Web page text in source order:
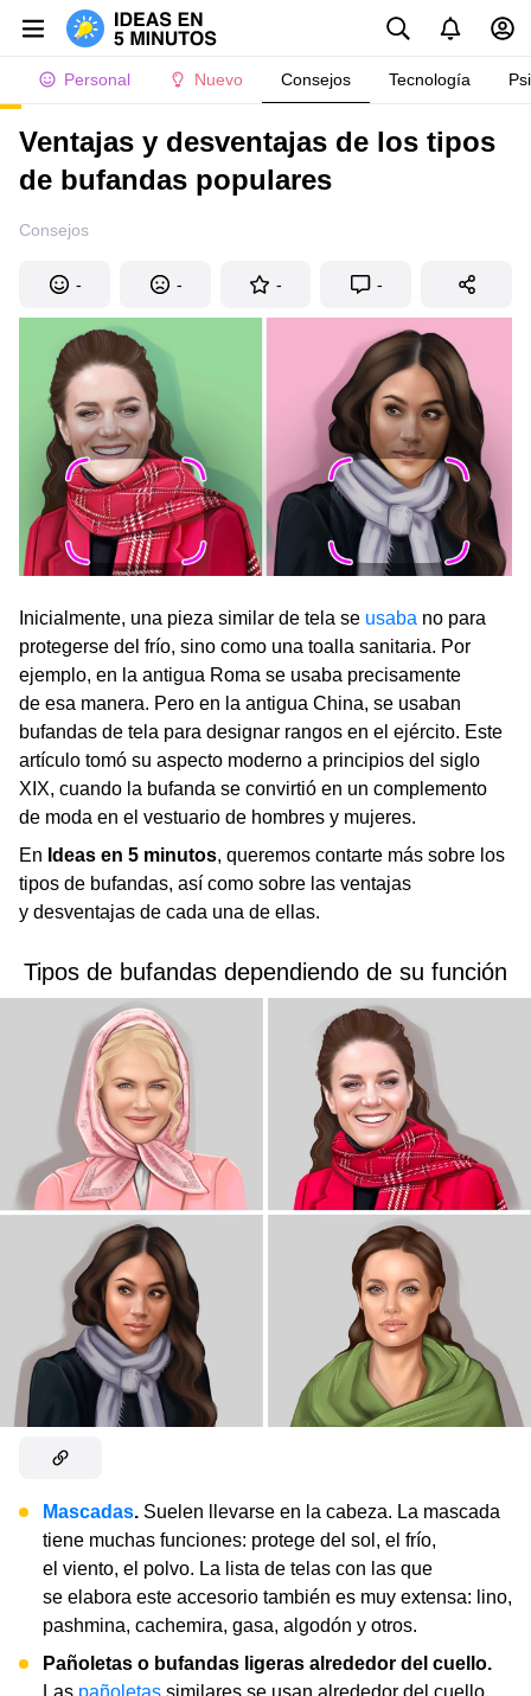
Personal Nuevo Consejos Tecnología
Ventajas y desventajas de los tipos
de bufandas populares
Consejos
- - - -
Inicialmente, una pieza similar de tela se usaba no para
protegerse del frío, sino como una toalla sanitaria. Por
ejemplo, en la antigua Roma se usaba precisamente
de esa manera. Pero en la antigua China, se usaban
bufandas de tela para designar rangos en el ejército. Este
artículo tomó su aspecto moderno a principios del siglo
XIX, cuando la bufanda se convirtió en un complemento
de moda en el vestuario de hombres y mujeres.
En Ideas en 5 minutos, queremos contarte más sobre los
tipos de bufandas, así como sobre las ventajas
y desventajas de cada una de ellas.
Tipos de bufandas dependiendo de su función
Mascadas. Suelen llevarse en la cabeza. La mascada
tiene muchas funciones: protege del sol, el frío,
el viento, el polvo. La lista de telas con las que
se elabora este accesorio también es muy extensa: lino,
pashmina, cachemira, gasa, algodón y otros.
Pañoletas o bufandas ligeras alrededor del cuello.
Las pañoletas similares se usan alrededor del cuello,